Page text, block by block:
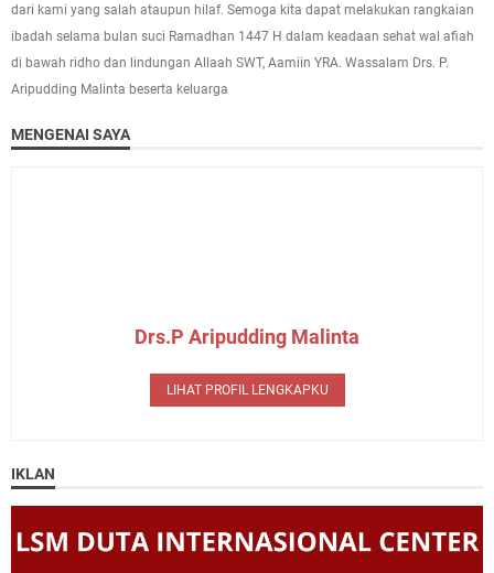
dari kami yang salah ataupun hilaf. Semoga kita dapat melakukan rangkaian
ibadah selama bulan suci Ramadhan 1447 H dalam keadaan sehat wal afiah
di bawah ridho dan lindungan Allaah SWT, Aamiin YRA. Wassalam Drs. P.
Aripudding Malinta beserta keluarga
MENGENAI SAYA
Drs.P Aripudding Malinta
LIHAT PROFIL LENGKAPKU
IKLAN